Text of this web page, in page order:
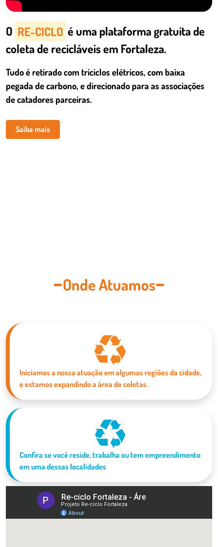
O RE-CICLO é uma plataforma gratuita de
coleta de recicláveis em Fortaleza.
Tudo é retirado com triciclos elétricos, com baixa
pegada de carbono, e direcionado para as associações
de catadores parceiras.
Saiba mais
Onde Atuamos
Iniciamos a nossa atuação em algumas regiões da cidade,
e estamos expandindo a área de coletas.
Confira se você reside, trabalha ou tem empreendimento
em uma dessas localidades